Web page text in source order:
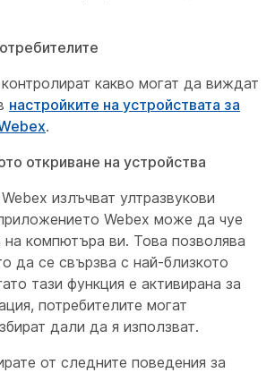
какво могат да виждат
настройките на устройствата за
.
откриване на устройства
излъчват ултразвукови
Webex може да чуе
компютъра ви. Това позволява
да се свързва с най-близкото
тази функция е активирана за
потребителите могат
дали да я използват.
от следните поведения за